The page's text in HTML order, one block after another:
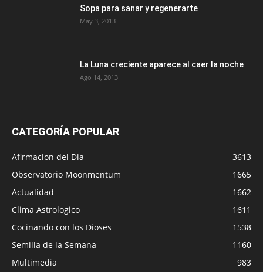
Sopa para sanar y regenerarte
May 3, 2013
La Luna creciente aparece al caer la noche
Ago 14, 2013
CATEGORÍA POPULAR
Afirmacion del Dia
3613
Observatorio Moonmentum
1665
Actualidad
1662
Clima Astrologico
1611
Cocinando con los Dioses
1538
Semilla de la Semana
1160
Multimedia
983